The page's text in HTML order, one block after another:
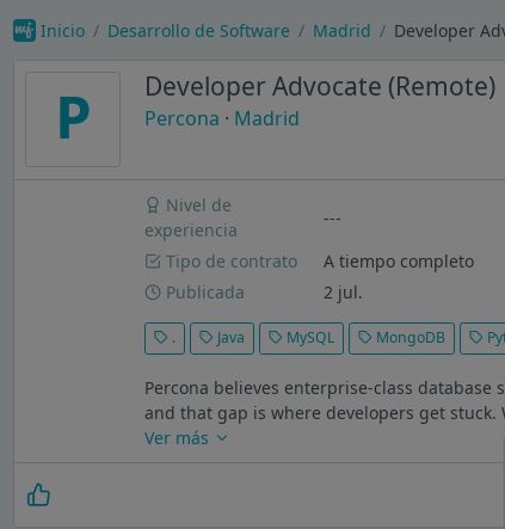
Inicio Desarrollo de Software Madrid Developer
P Developer Advocate (Remote)
Percona · Madrid
Nivel de
experiencia
---
Tipo de contrato
A tiempo completo
Publicada
2 jul.
. Java MySQL MongoDB
Percona believes enterprise-class
and that gap is where developers get stuck.
Ver más